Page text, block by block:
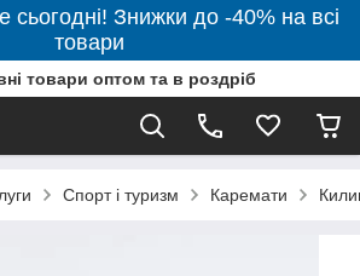
Знижки до -40% на всі
товари
товари оптом та в роздріб
Спорт і туризм Каремати